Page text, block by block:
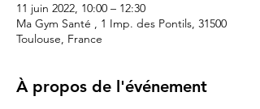
11 juin 2022, 10:00 – 12:30
Ma Gym Santé , 1 Imp. des Pontils, 31500
Toulouse, France
À propos de l'événement